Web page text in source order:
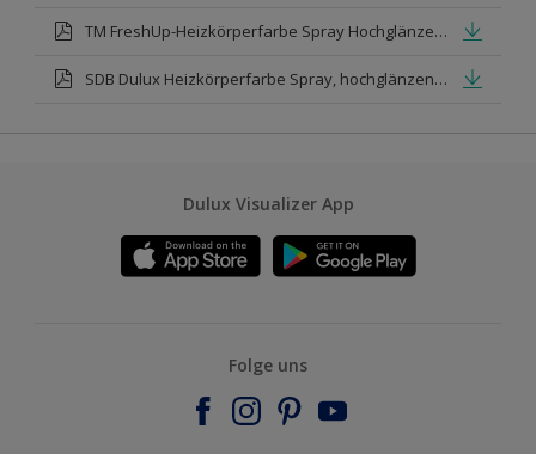
TM FreshUp-Heizkörperfarbe Spray Hochglänzend.pdf
SDB Dulux Heizkörperfarbe Spray, hochglänzend, weiß
Dulux Visualizer App
Folge uns